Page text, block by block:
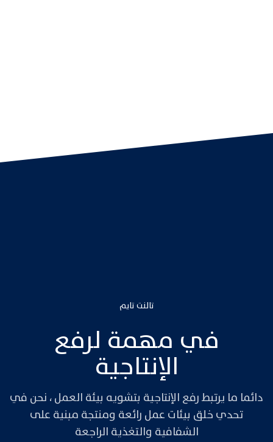
تالنت تايم
في مهمة لرفع
الإنتاجية
دائما ما يرتبط رفع الإنتاجية بتشويه بيئة العمل ، نحن في
تحدي خلق بيئات عمل رائعة ومنتجة مبنية على
الشفافية والتغذية الراجعة